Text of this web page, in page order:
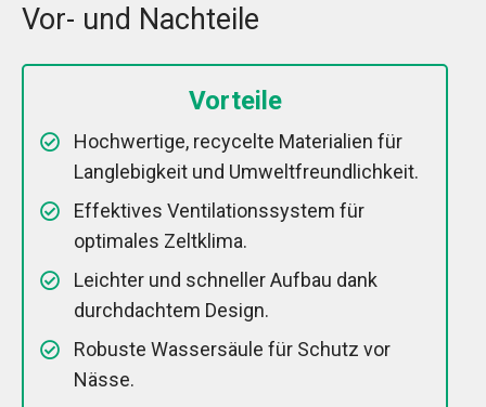
Vor- und Nachteile
Vorteile
Hochwertige, recycelte Materialien für
Langlebigkeit und Umweltfreundlichkeit.
Effektives Ventilationssystem für
optimales Zeltklima.
Leichter und schneller Aufbau dank
durchdachtem Design.
Robuste Wassersäule für Schutz vor
Nässe.